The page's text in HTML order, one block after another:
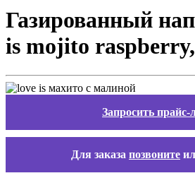
Газированный
is mojito
Запросить прайс-
Для заказа позвоните